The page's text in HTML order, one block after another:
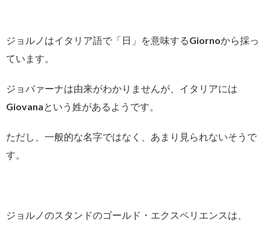
ジョルノはイタリア語で「日」を意味するGiornoから採っ
ています。
ジョバァーナは由来がわかりませんが、イタリアには
Giovanaという姓があるようです。
ただし、一般的な名字ではなく、あまり見られないそうで
す。
ジョルノのスタンドのゴールド・エクスペリエンスは、